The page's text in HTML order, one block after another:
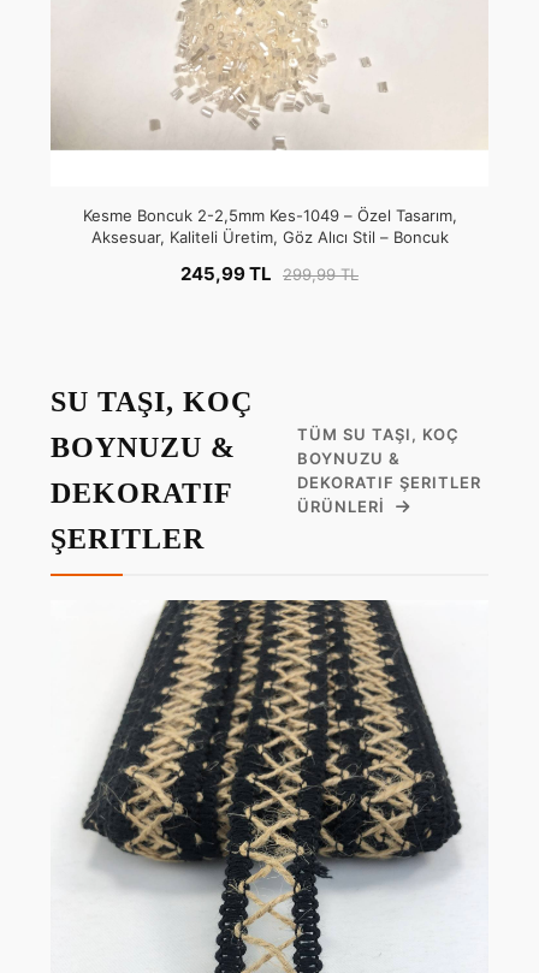
Kesme Boncuk 2-2,5mm Kes-1049 – Özel Tasarım,
Aksesuar, Kaliteli Üretim, Göz Alıcı Stil – Boncuk
245,99 TL 299,99 TL
SU TAŞI, KOÇ
BOYNUZU &
DEKORATIF
ŞERITLER
TÜM SU TAŞI, KOÇ
BOYNUZU &
DEKORATIF ŞERITLER
ÜRÜNLERI